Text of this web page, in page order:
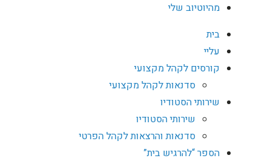
מהיוטיוב שלי
בית
עליי
קורסים לקהל מקצועי
סדנאות לקהל מקצועי
שירותי הסטודיו
שירותי הסטודיו
סדנאות והרצאות לקהל הפרטי
הספר “להרגיש בית”